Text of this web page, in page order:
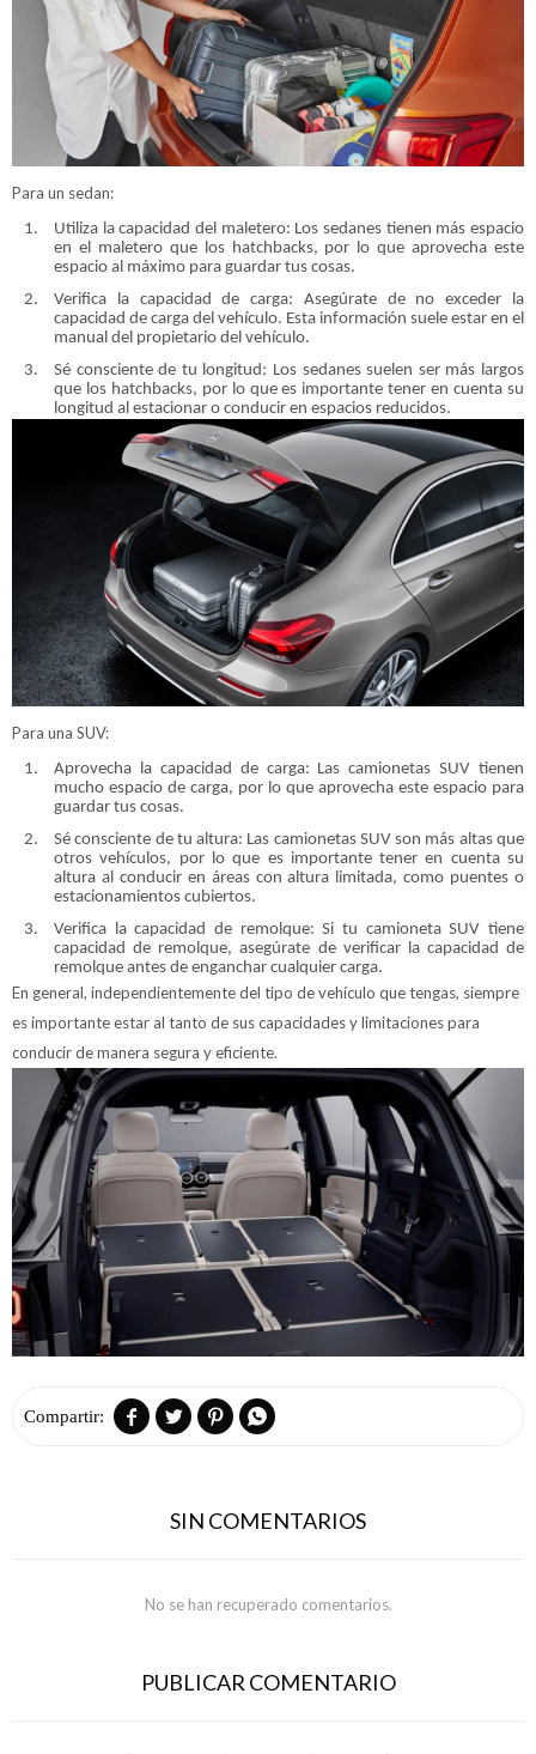
Para un sedan:
Utiliza la capacidad del maletero: Los sedanes tienen más espacio
en el maletero que los hatchbacks, por lo que aprovecha este
espacio al máximo para guardar tus cosas.
Verifica la capacidad de carga: Asegúrate de no exceder la
capacidad de carga del vehículo. Esta información suele estar en el
manual del propietario del vehículo.
Sé consciente de tu longitud: Los sedanes suelen ser más largos
que los hatchbacks, por lo que es importante tener en cuenta su
longitud al estacionar o conducir en espacios reducidos.
Para una SUV:
Aprovecha la capacidad de carga: Las camionetas SUV tienen
mucho espacio de carga, por lo que aprovecha este espacio para
guardar tus cosas.
Sé consciente de tu altura: Las camionetas SUV son más altas que
otros vehículos, por lo que es importante tener en cuenta su
altura al conducir en áreas con altura limitada, como puentes o
estacionamientos cubiertos.
Verifica la capacidad de remolque: Si tu camioneta SUV tiene
capacidad de remolque, asegúrate de verificar la capacidad de
remolque antes de enganchar cualquier carga.
En general, independientemente del tipo de vehículo que tengas, siempre
es importante estar al tanto de sus capacidades y limitaciones para
conducir de manera segura y eficiente.
   
SIN COMENTARIOS
No se han recuperado comentarios.
PUBLICAR COMENTARIO